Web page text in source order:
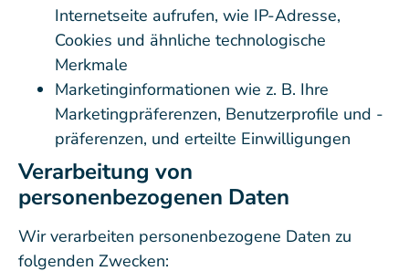
Internetseite aufrufen, wie IP-Adresse,
Cookies und ähnliche technologische
Merkmale
Marketinginformationen wie z. B. Ihre
Marketingpräferenzen, Benutzerprofile und -
präferenzen, und erteilte Einwilligungen
Verarbeitung von
personenbezogenen Daten
Wir verarbeiten personenbezogene Daten zu
folgenden Zwecken: